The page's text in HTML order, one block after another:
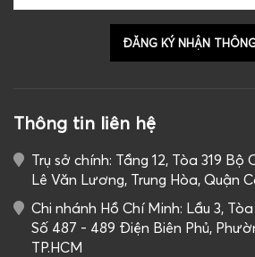
Thông tin liên hệ
Trụ sở chính: Tầng 12, Tòa 319 Bộ
Lê Văn Lương, Trung Hòa, Quận
Chi nhánh Hồ Chí Minh: Lầu 3,
Số 487 - 489 Điện Biên Phủ,
TP.HCM